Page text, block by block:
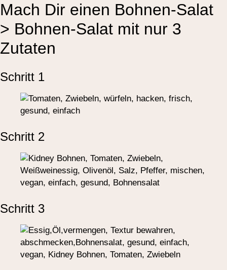
Mach Dir einen Bohnen-Salat
> Bohnen-Salat mit nur 3
Zutaten
Schritt 1
Schritt 2
Schritt 3